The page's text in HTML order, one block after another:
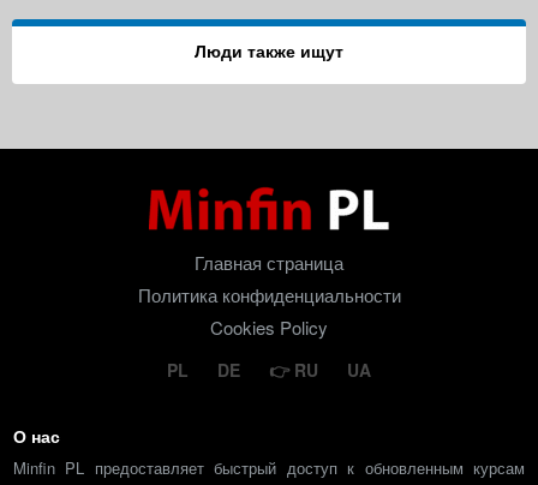
Люди также ищут
Главная страница
Политика конфиденциальности
Cookies Policy
PL DE RU UA
О нас
Minfin PL предоставляет быстрый доступ к обновленным курсам